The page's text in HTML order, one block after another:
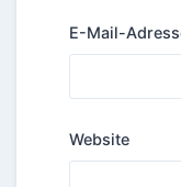
E-Mail-
Website